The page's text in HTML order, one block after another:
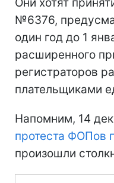
№6376,
один год до 1
расширенного
регистраторов
плательщиками
Напомним, 14
протеста ФОПов
произошли